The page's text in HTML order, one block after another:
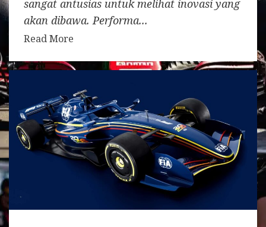
sangat antusias untuk melihat inovasi yang
akan dibawa. Performa...
Read More